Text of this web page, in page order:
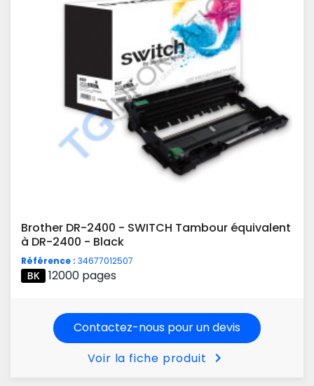
Brother DR-2400 - SWITCH Tambour équivalent
à DR-2400 - Black
Référence : 34677012507
12000 pages
Contactez-nous pour un devis
Voir la fiche produit
chevron_right